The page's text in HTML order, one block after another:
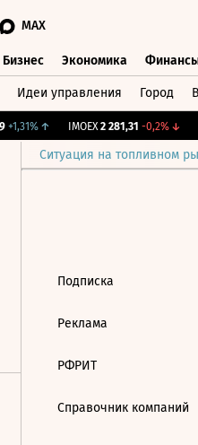
MAX
Бизнес Экономика
Идеи управления Город
+1,31%↑ IMOEX 2 281,31 -0,2%↓
Ситуация на топливном
Подписка
Реклама
РФРИТ
Справочник компаний